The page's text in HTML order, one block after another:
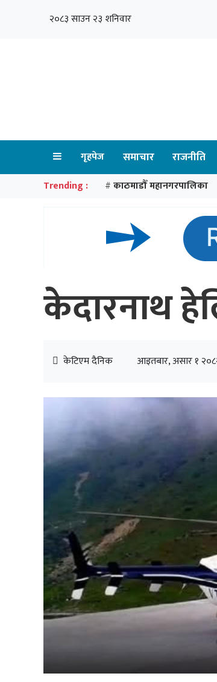
२०८३ साउन २३ शनिवार
गृहपेज समाचार राजनीति
Trending : # काठमाडौँ महानगरपालिका
केदारनाथ
केटिएम दैनिक आइतबार, असार १